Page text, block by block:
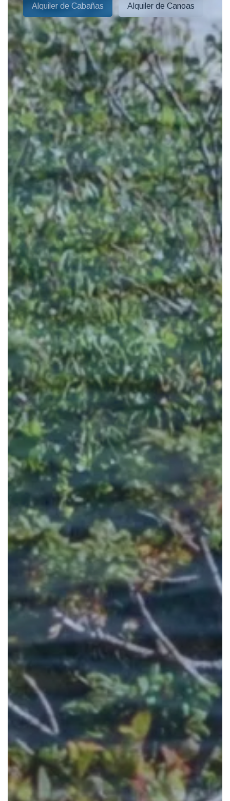
Alquiler de Cabañas Alquiler de Canoas
de pistas de esquí
Alquiler de cabañas
Alquiler de material de esquí